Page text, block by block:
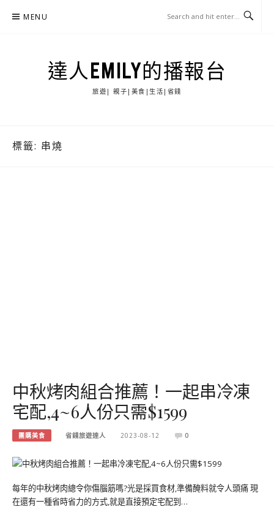
MENU
達人EMILY的播報台
旅遊| 親子|美食|生活|省錢
標籤: 串燒
中秋烤肉組合推薦！一起串冷凍
宅配,4~6人份只需$1599
團購美食 省錢旅遊達人 2023-08-12 0
每年的中秋烤肉總令你傷腦筋嗎?光是採買食材,準備醃料就令人頭痛 現
在還有一種省時省力的方式,就是直接預定宅配到…